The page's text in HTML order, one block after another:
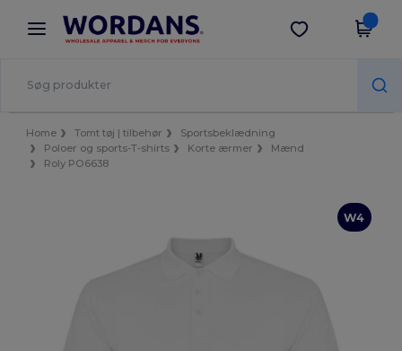
× Wordans-app
Bedre priser i appen!
Hent app
Home Tomt tøj | tilbehør
Sportsbeklædning
Poloer og sports-T-shirts
Korte ærmer
Mænd
Roly PO6638
W4